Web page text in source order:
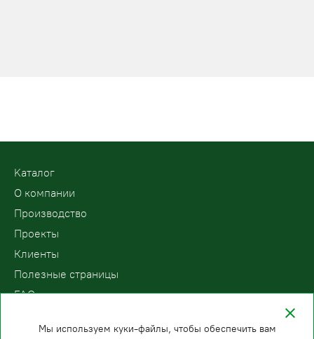
Kаталог
О компании
Производство
Проекты
Клиенты
Полезные страницы
FAQ
Мы используем куки-файлы, чтобы обеспечить вам